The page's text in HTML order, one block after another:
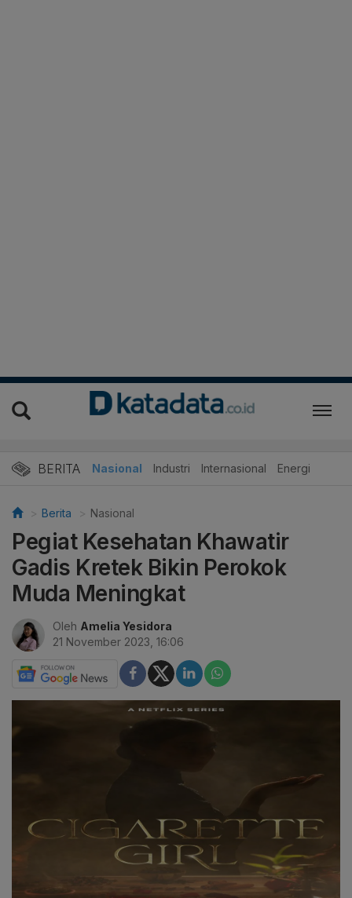
BERITA Nasional Industri Internasional Energi
Berita Nasional
Pegiat Kesehatan Khawatir
Gadis Kretek Bikin Perokok
Muda Meningkat
Oleh Amelia Yesidora
21 November 2023, 16:06